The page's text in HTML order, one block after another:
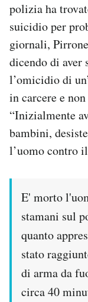
polizia ha
suicidio per
giornali,
dicendo di
l’omicidio di
in carcere e
“Inizialmente
bambini,
l’uomo contro
E' morto
stamani sul
quanto
stato
di arma da
circa 40